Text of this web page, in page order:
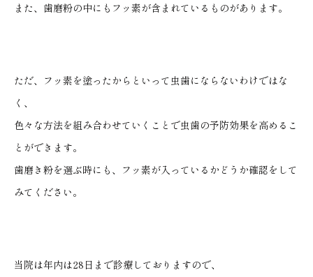
また、歯磨粉の中にもフッ素が含まれているものがあります。
ただ、フッ素を塗ったからといって虫歯にならないわけではな
く、
色々な方法を組み合わせていくことで虫歯の予防効果を高めるこ
とができます。
歯磨き粉を選ぶ時にも、フッ素が入っているかどうか確認をして
みてください。
当院は年内は28日まで診療しておりますので、